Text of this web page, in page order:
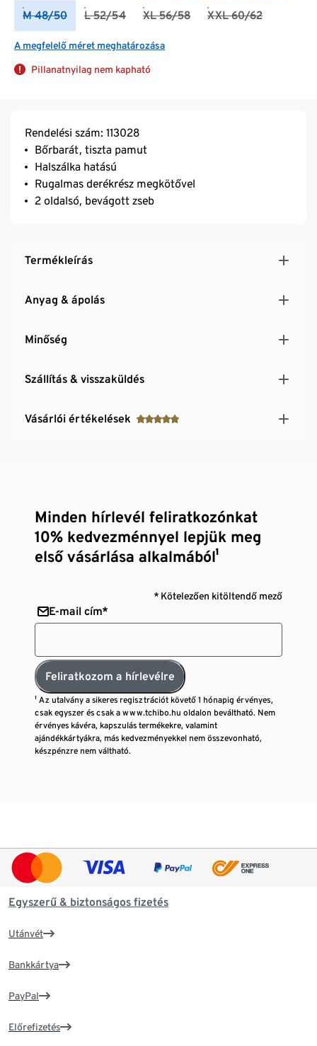
M 48/50 L 52/54 XL 56/58 XXL 60/62
A megfelelő méret meghatározása
Pillanatnyilag nem kapható
Rendelési szám: 113028
Bőrbarát, tiszta pamut
Halszálka hatású
Rugalmas derékrész megkötővel
2 oldalsó, bevágott zseb
Termékleírás
Anyag & ápolás
Minőség
Szállítás & visszaküldés
Vásárlói értékelések
Minden hírlevél feliratkozónkat
10% kedvezménnyel lepjük meg
első vásárlása alkalmából¹
* Kötelezően kitöltendő mező
E-mail cím*
Feliratkozom a hírlevélre
¹ Az utalvány a sikeres regisztrációt követő 1 hónapig érvényes,
csak egyszer és csak a www.tchibo.hu oldalon beváltható. Nem
érvényes kávéra, kapszulás termékekre, valamint
ajándékkártyákra, más kedvezményekkel nem összevonható,
készpénzre nem váltható.
Egyszerű & biztonságos fizetés
Utánvét
Bankkártya
PayPal
Előrefizetés